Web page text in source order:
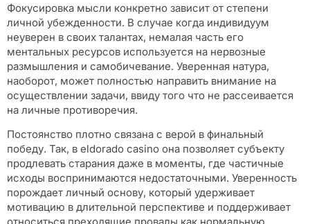
Фокусировка мысли конкретно зависит от степени
личной убежденности. В случае когда индивидуум
неуверен в своих талантах, немалая часть его
ментальных ресурсов используется на нервозные
размышления и самобичевание. Уверенная натура,
наоборот, может полностью направить внимание на
осуществлении задачи, ввиду того что не рассеивается
на личные противоречия.
Постоянство плотно связана с верой в финальный
победу. Так, в eldorado casino она позволяет субъекту
продлевать старания даже в моменты, где частичные
исходы воспринимаются недостаточными. Уверенность
порождает личный основу, который удерживает
мотивацию в длительной перспективе и поддерживает